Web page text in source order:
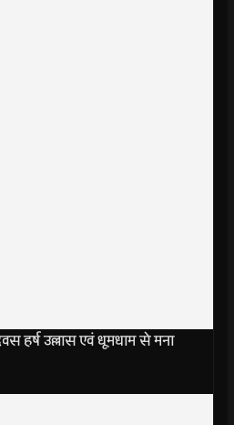
हर्ष उल्लास एवं धूमधाम से मना